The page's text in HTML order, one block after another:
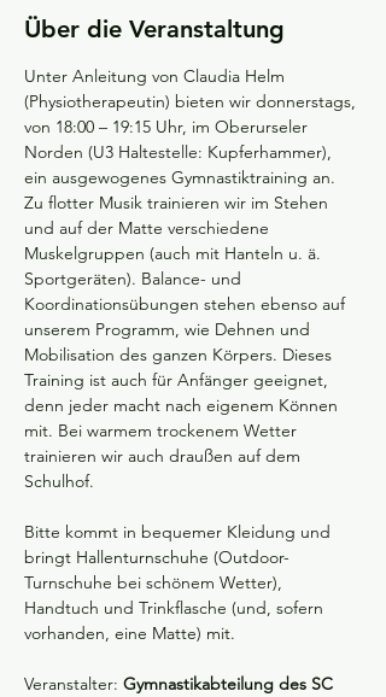
Über die Veranstaltung
Unter Anleitung von Claudia Helm
(Physiotherapeutin) bieten wir donnerstags,
von 18:00 – 19:15 Uhr, im Oberurseler
Norden (U3 Haltestelle: Kupferhammer),
ein ausgewogenes Gymnastiktraining an.
Zu flotter Musik trainieren wir im Stehen
und auf der Matte verschiedene
Muskelgruppen (auch mit Hanteln u. ä.
Sportgeräten). Balance- und
Koordinationsübungen stehen ebenso auf
unserem Programm, wie Dehnen und
Mobilisation des ganzen Körpers. Dieses
Training ist auch für Anfänger geeignet,
denn jeder macht nach eigenem Können
mit. Bei warmem trockenem Wetter
trainieren wir auch draußen auf dem
Schulhof.
Bitte kommt in bequemer Kleidung und
bringt Hallenturnschuhe (Outdoor-
Turnschuhe bei schönem Wetter),
Handtuch und Trinkflasche (und, sofern
vorhanden, eine Matte) mit.
Veranstalter: Gymnastikabteilung des SC